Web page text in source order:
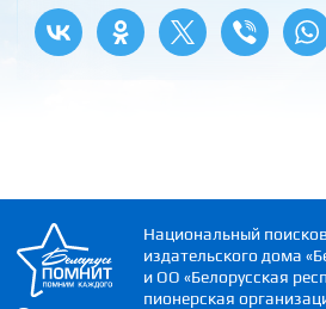
Национальный
издательского дома
и ОО «Белорусская
пионерская